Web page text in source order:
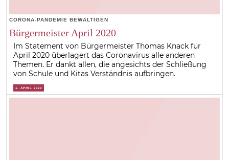
CORONA-PANDEMIE BEWÄLTIGEN
Bürgermeister April 2020
Im Statement von Bürgermeister Thomas Knack für
April 2020 überlagert das Coronavirus alle anderen
Themen. Er dankt allen, die angesichts der Schließung
von Schule und Kitas Verständnis aufbringen.
1. APRIL 2020